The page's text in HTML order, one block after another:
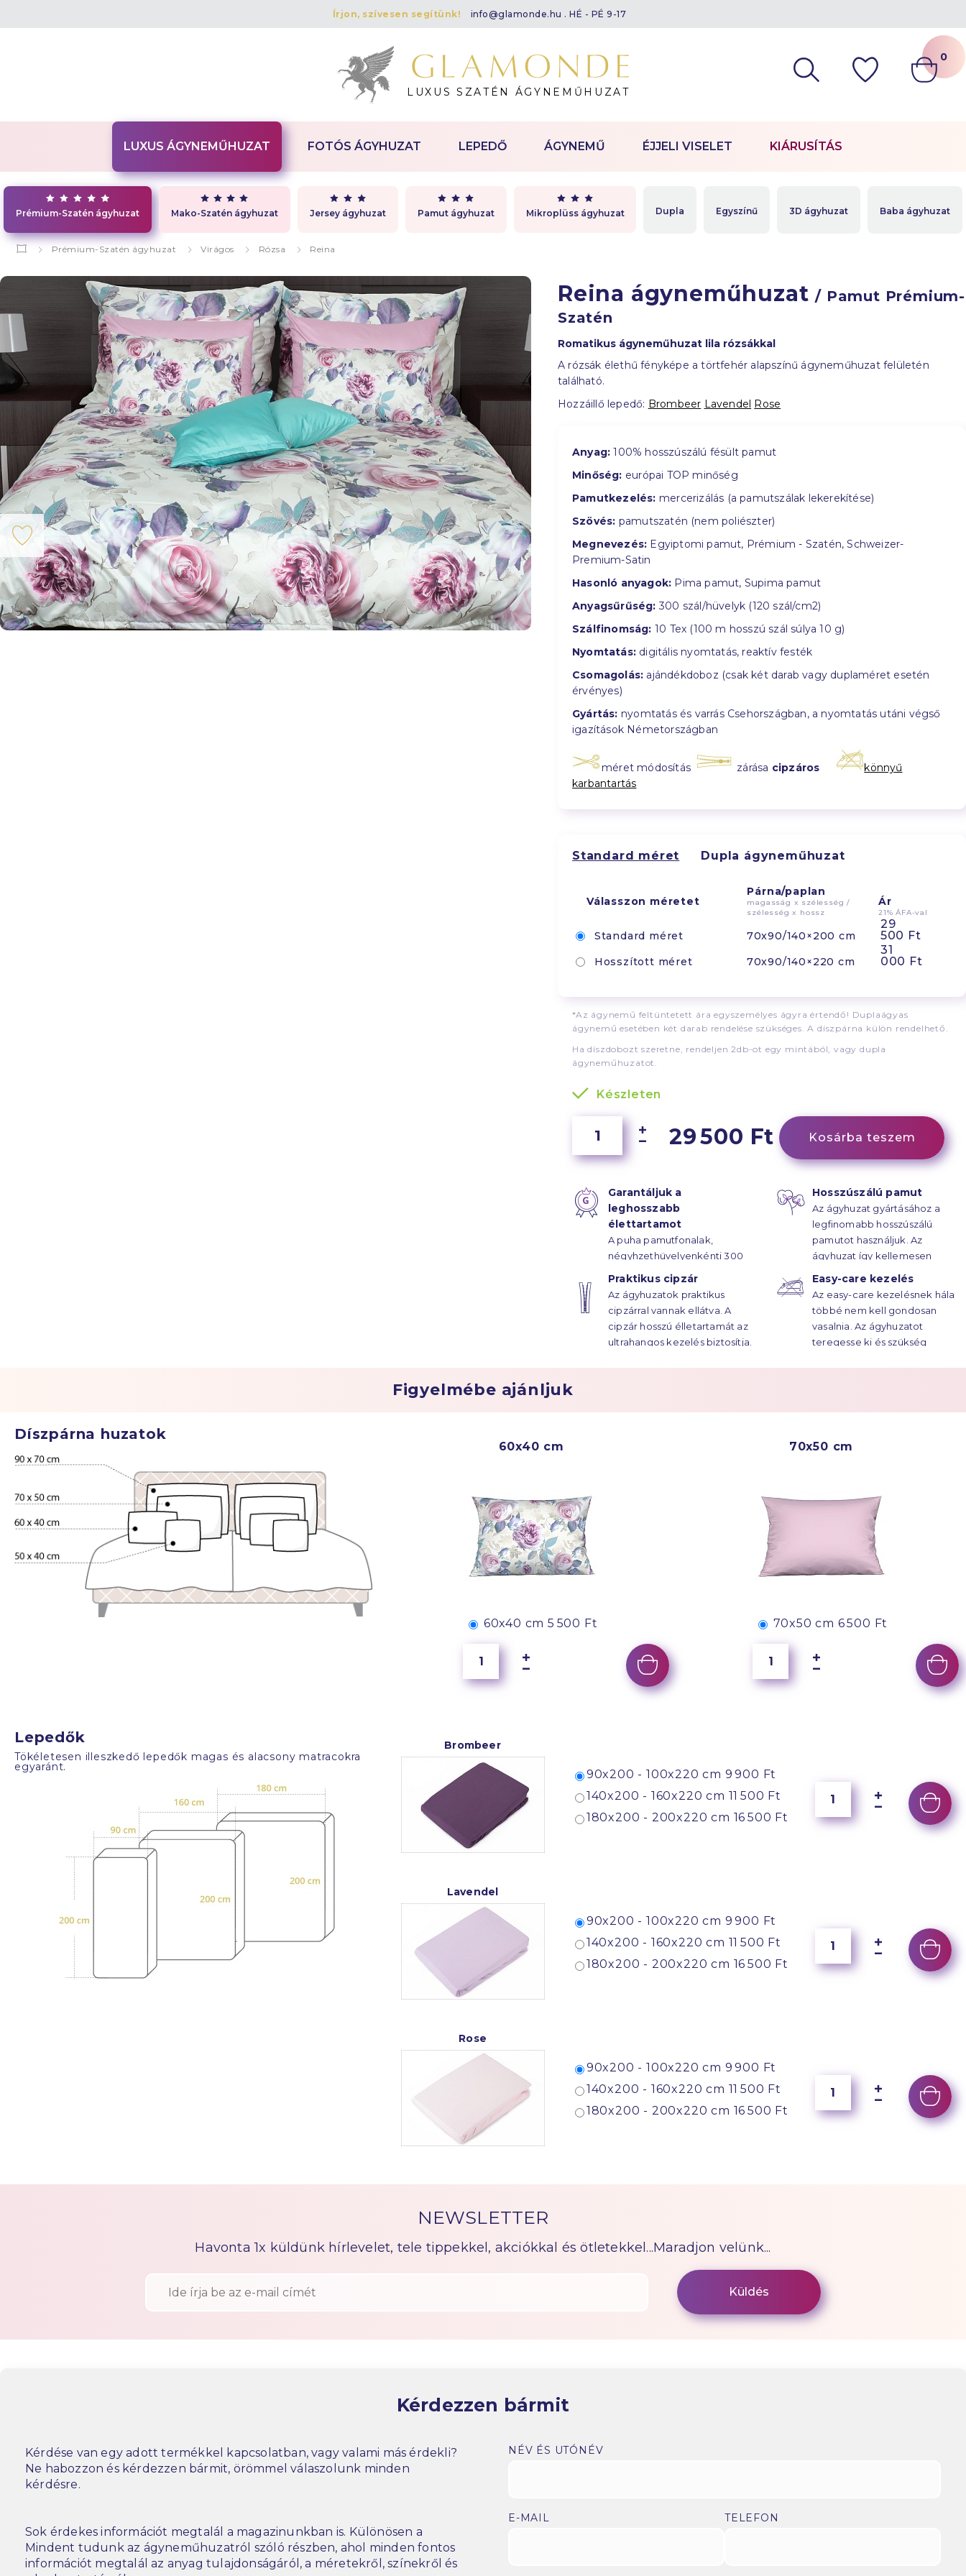
Írjon, szívesen segítünk! info@glamonde.hu . HÉ - PÉ 9-17
LUXUS SZATÉN ÁGYNEMŰHUZAT
0
LUXUS ÁGYNEMŰHUZAT
Prémium-Szatén ágyhuzat Mako-Szatén ágyhuzat Jersey ágyhuzat Pamut ágyhuzat Mikroplüss ágyhuzat Dupla Egyszínű 3D ágyhuzat Baba ágyhuzat
FOTÓS ÁGYHUZAT LEPEDŐ ÁGYNEMŰ ÉJJELI VISELET KIÁRUSÍTÁS
Prémium-Szatén ágyhuzat Virágos Rózsa Reina
Reina ágyneműhuzat/ Pamut Prémium-
Szatén
Romatikus ágyneműhuzat lila rózsákkal
A rózsák élethű fényképe a törtfehér alapszínű ágyneműhuzat felületén
található.
Hozzáillő lepedő: Brombeer Lavendel Rose
Anyag: 100% hosszúszálú fésült pamut
Minőség: európai TOP minőség
Pamutkezelés: mercerizálás (a pamutszálak lekerekítése)
Szövés: pamutszatén (nem poliészter)
Megnevezés: Egyiptomi pamut, Prémium - Szatén, Schweizer-
Premium-Satin
Hasonló anyagok: Pima pamut, Supima pamut
Anyagsűrűség: 300 szál/hüvelyk (120 szál/cm2)
Szálfinomság: 10 Tex (100 m hosszú szál súlya 10 g)
Nyomtatás: digitális nyomtatás, reaktív festék
Csomagolás: ajándékdoboz (csak két darab vagy duplaméret esetén
érvényes)
Gyártás: nyomtatás és varrás Csehországban, a nyomtatás utáni végső
igazítások Németországban
méret módosítás zárása cipzáros
könnyű
karbantartás
Standard méret Dupla ágyneműhuzat
Válasszon méretet
Párna/paplan
magasság x szélesség /
szélesség x hossz
Ár
21% ÁFA-val
Standard méret 70x90/140×200 cm
29
500 Ft
Hosszított méret 70x90/140×220 cm
31
000 Ft
*Az ágynemű feltüntetett ára egyszemélyes ágyra értendő! Duplaágyas
ágynemű esetében két darab rendelése szükséges. A díszpárna külön rendelhető.
Ha díszdobozt szeretne, rendeljen 2db-ot egy mintából, vagy dupla
ágyneműhuzatot.
Készleten
29 500 Ft Kosárba teszem
Garantáljuk a
leghosszabb
élettartamot
A puha pamutfonalak,
négyhzethüvelyenkénti 300
szál sűrűsségű
szaténkötésének hála, az
ágyhuzatok élettartama
évtizedekre húzódik.
Hosszúszálú pamut
Az ágyhuzat gyártásához a
legfinomabb hosszúszálú
pamutot használjuk. Az
ágyhuzat így kellemesen
Praktikus cipzár
Az ágyhuzatok praktikus
cipzárral vannak ellátva. A
cipzár hosszú élletartamát az
ultrahangos kezelés biztosítja.
Easy-care kezelés
Az easy-care kezelésnek hála
többé nem kell gondosan
vasalnia. Az ágyhuzatot
teregesse ki és szükség
Figyelmébe ajánljuk
Díszpárna huzatok
60x40 cm
60x40 cm 5 500 Ft
70x50 cm
70x50 cm 6 500 Ft
Lepedők
Tökéletesen illeszkedő lepedők magas és alacsony matracokra
egyaránt.
Brombeer
90x200 - 100x220 cm 9 900 Ft
140x200 - 160x220 cm 11 500 Ft
180x200 - 200x220 cm 16 500 Ft
Lavendel
90x200 - 100x220 cm 9 900 Ft
140x200 - 160x220 cm 11 500 Ft
180x200 - 200x220 cm 16 500 Ft
Rose
90x200 - 100x220 cm 9 900 Ft
140x200 - 160x220 cm 11 500 Ft
180x200 - 200x220 cm 16 500 Ft
NEWSLETTER
Havonta 1x küldünk hírlevelet, tele tippekkel, akciókkal és ötletekkel...Maradjon velünk...
Kérdezzen bármit
Kérdése van egy adott termékkel kapcsolatban, vagy valami más érdekli?
Ne habozzon és kérdezzen bármit, örömmel válaszolunk minden
kérdésre.
Sok érdekes információt megtalál a magazinunkban is. Különösen a
Mindent tudunk az ágyneműhuzatról szóló részben, ahol minden fontos
információt megtalál az anyag tulajdonságáról, a méretekről, színekről és
NÉV ÉS UTÓNÉV
E-MAIL TELEFON